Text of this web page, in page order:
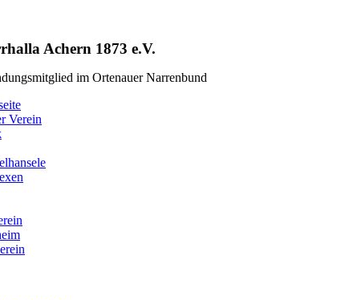
Achern 1873 e.V.
im Ortenauer Narrenbund
Verein